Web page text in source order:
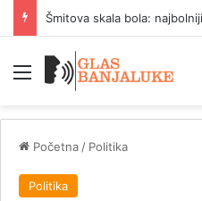
Meni
Početna / Politika
Politika